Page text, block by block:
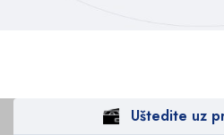
Uštedite uz